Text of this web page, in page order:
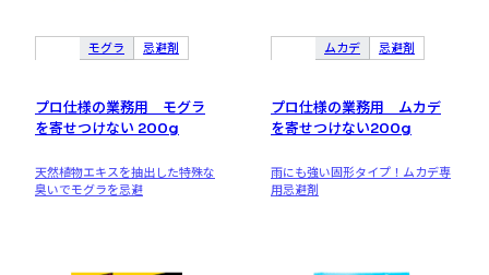
モグラ 忌避剤
プロ仕様の業務用 モグラ
を寄せつけない 200g
天然植物エキスを抽出した特殊な
臭いでモグラを忌避
ムカデ 忌避剤
プロ仕様の業務用 ムカデ
を寄せつけない200g
雨にも強い固形タイプ！ムカデ専
用忌避剤